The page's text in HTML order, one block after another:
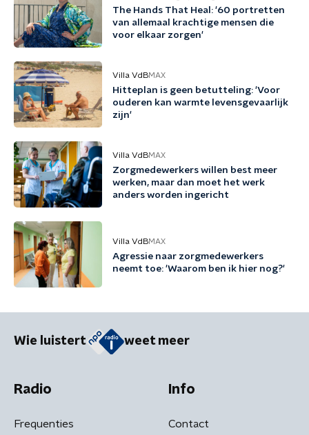
The Hands That Heal: '60 portretten
van allemaal krachtige mensen die
voor elkaar zorgen'
Villa VdBMAX
Hitteplan is geen betutteling: 'Voor
ouderen kan warmte levensgevaarlijk
zijn'
Villa VdBMAX
Zorgmedewerkers willen best meer
werken, maar dan moet het werk
anders worden ingericht
Villa VdBMAX
Agressie naar zorgmedewerkers
neemt toe: 'Waarom ben ik hier nog?'
Wie luistert weet meer
Radio
Frequenties
Info
Contact